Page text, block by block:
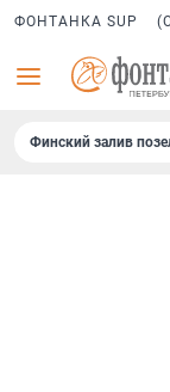
ФОНТАНКА SUP
Финский залив